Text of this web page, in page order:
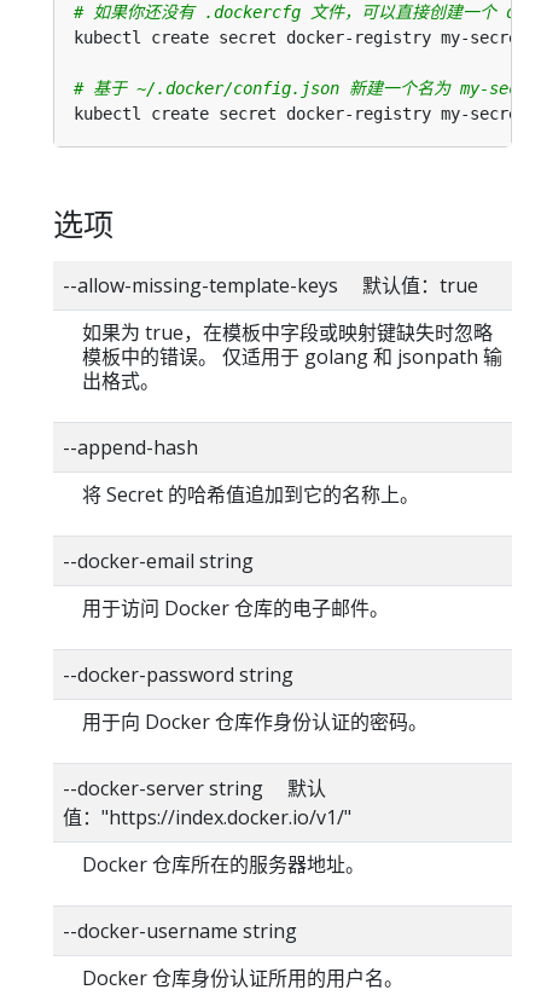
# 如果你还没有 .dockercfg 文件，可以直接创建一个
kubectl create secret docker-registry my-secret
# 基于 ~/.docker/config.json 新建一个名为 my-
kubectl create secret docker-registry my-
选项
--allow-missing-template-keys 默认值：true
如果为 true，在模板中字段或映射键缺失时忽略
模板中的错误。 仅适用于 golang 和 jsonpath 输
出格式。
--append-hash
将 Secret 的哈希值追加到它的名称上。
--docker-email string
用于访问 Docker 仓库的电子邮件。
--docker-password string
用于向 Docker 仓库作身份认证的密码。
--docker-server string 默认
值："https://index.docker.io/v1/"
Docker 仓库所在的服务器地址。
--docker-username string
Docker 仓库身份认证所用的用户名。